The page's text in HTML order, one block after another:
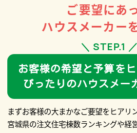
ご要望にあ
ハウスメーカー
＼ STEP.1 ／
お客様の希望と予算をヒ
ぴったりのハウスメー
まずお客様の大まかなご要望をヒアリン
宮城県の注文住宅棟数ランキングや経